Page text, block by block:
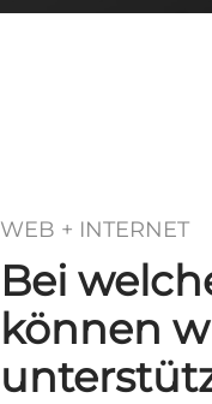
WEB + INTERNET
Bei
können